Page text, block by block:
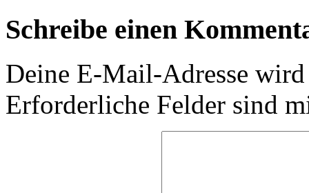
Schreibe einen
Deine E-Mail-Adresse
Erforderliche Felder sind